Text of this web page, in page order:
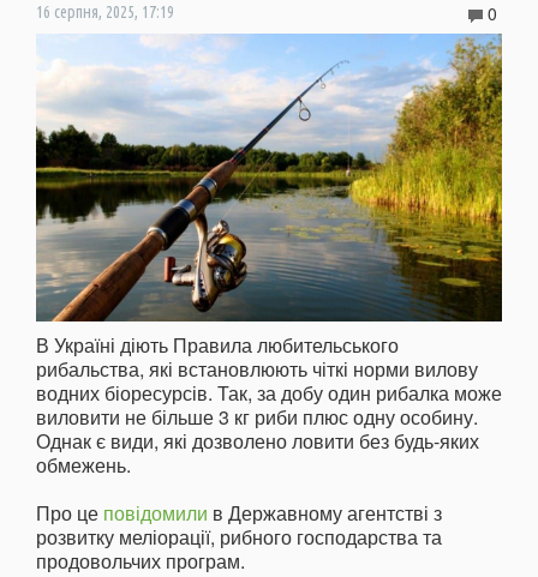
16 серпня, 2025, 17:19 0
В Україні діють Правила любительського
рибальства, які встановлюють чіткі норми вилову
водних біоресурсів. Так, за добу один рибалка може
виловити не більше 3 кг риби плюс одну особину.
Однак є види, які дозволено ловити без будь-яких
обмежень.
Про це повідомили в Державному агентстві з
розвитку меліорації, рибного господарства та
продовольчих програм.